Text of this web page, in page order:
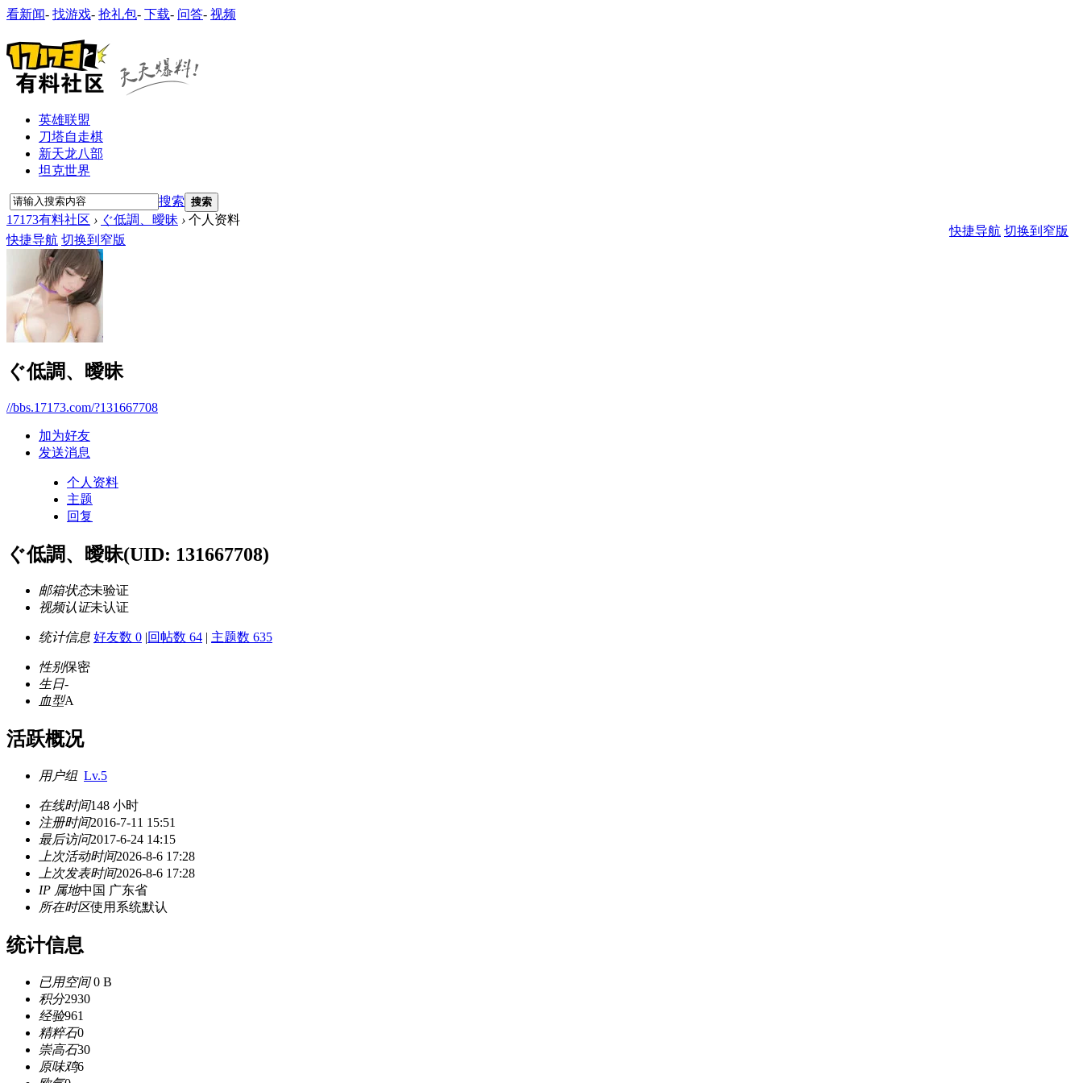
看新闻- 找游戏- 抢礼包- 下载- 问答- 视频
英雄联盟
刀塔自走棋
新天龙八部
坦克世界
搜索 搜索
17173有料社区 › ぐ低調、曖昧 › 个人资料
快捷导航 切换到窄版
快捷导航 切换到窄版
ぐ低調、曖昧
//bbs.17173.com/?131667708
加为好友
发送消息
个人资料
主题
回复
ぐ低調、曖昧(UID: 131667708)
邮箱状态未验证
视频认证未认证
统计信息 好友数 0 |回帖数 64 | 主题数 635
性别保密
生日-
血型A
活跃概况
用户组 Lv.5
在线时间148 小时
注册时间2016-7-11 15:51
最后访问2017-6-24 14:15
上次活动时间2026-8-6 17:28
上次发表时间2026-8-6 17:28
IP 属地中国 广东省
所在时区使用系统默认
统计信息
已用空间0 B
积分2930
经验961
精粹石0
崇高石30
原味鸡6